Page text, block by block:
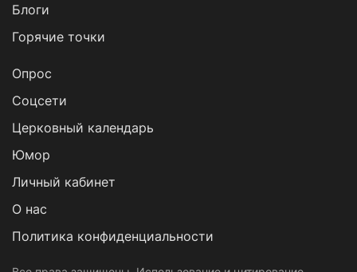
Блоги
Горячие точки
Опрос
Cоцсети
Церковный календарь
Юмор
Личный кабинет
О нас
Политика конфиденциальности